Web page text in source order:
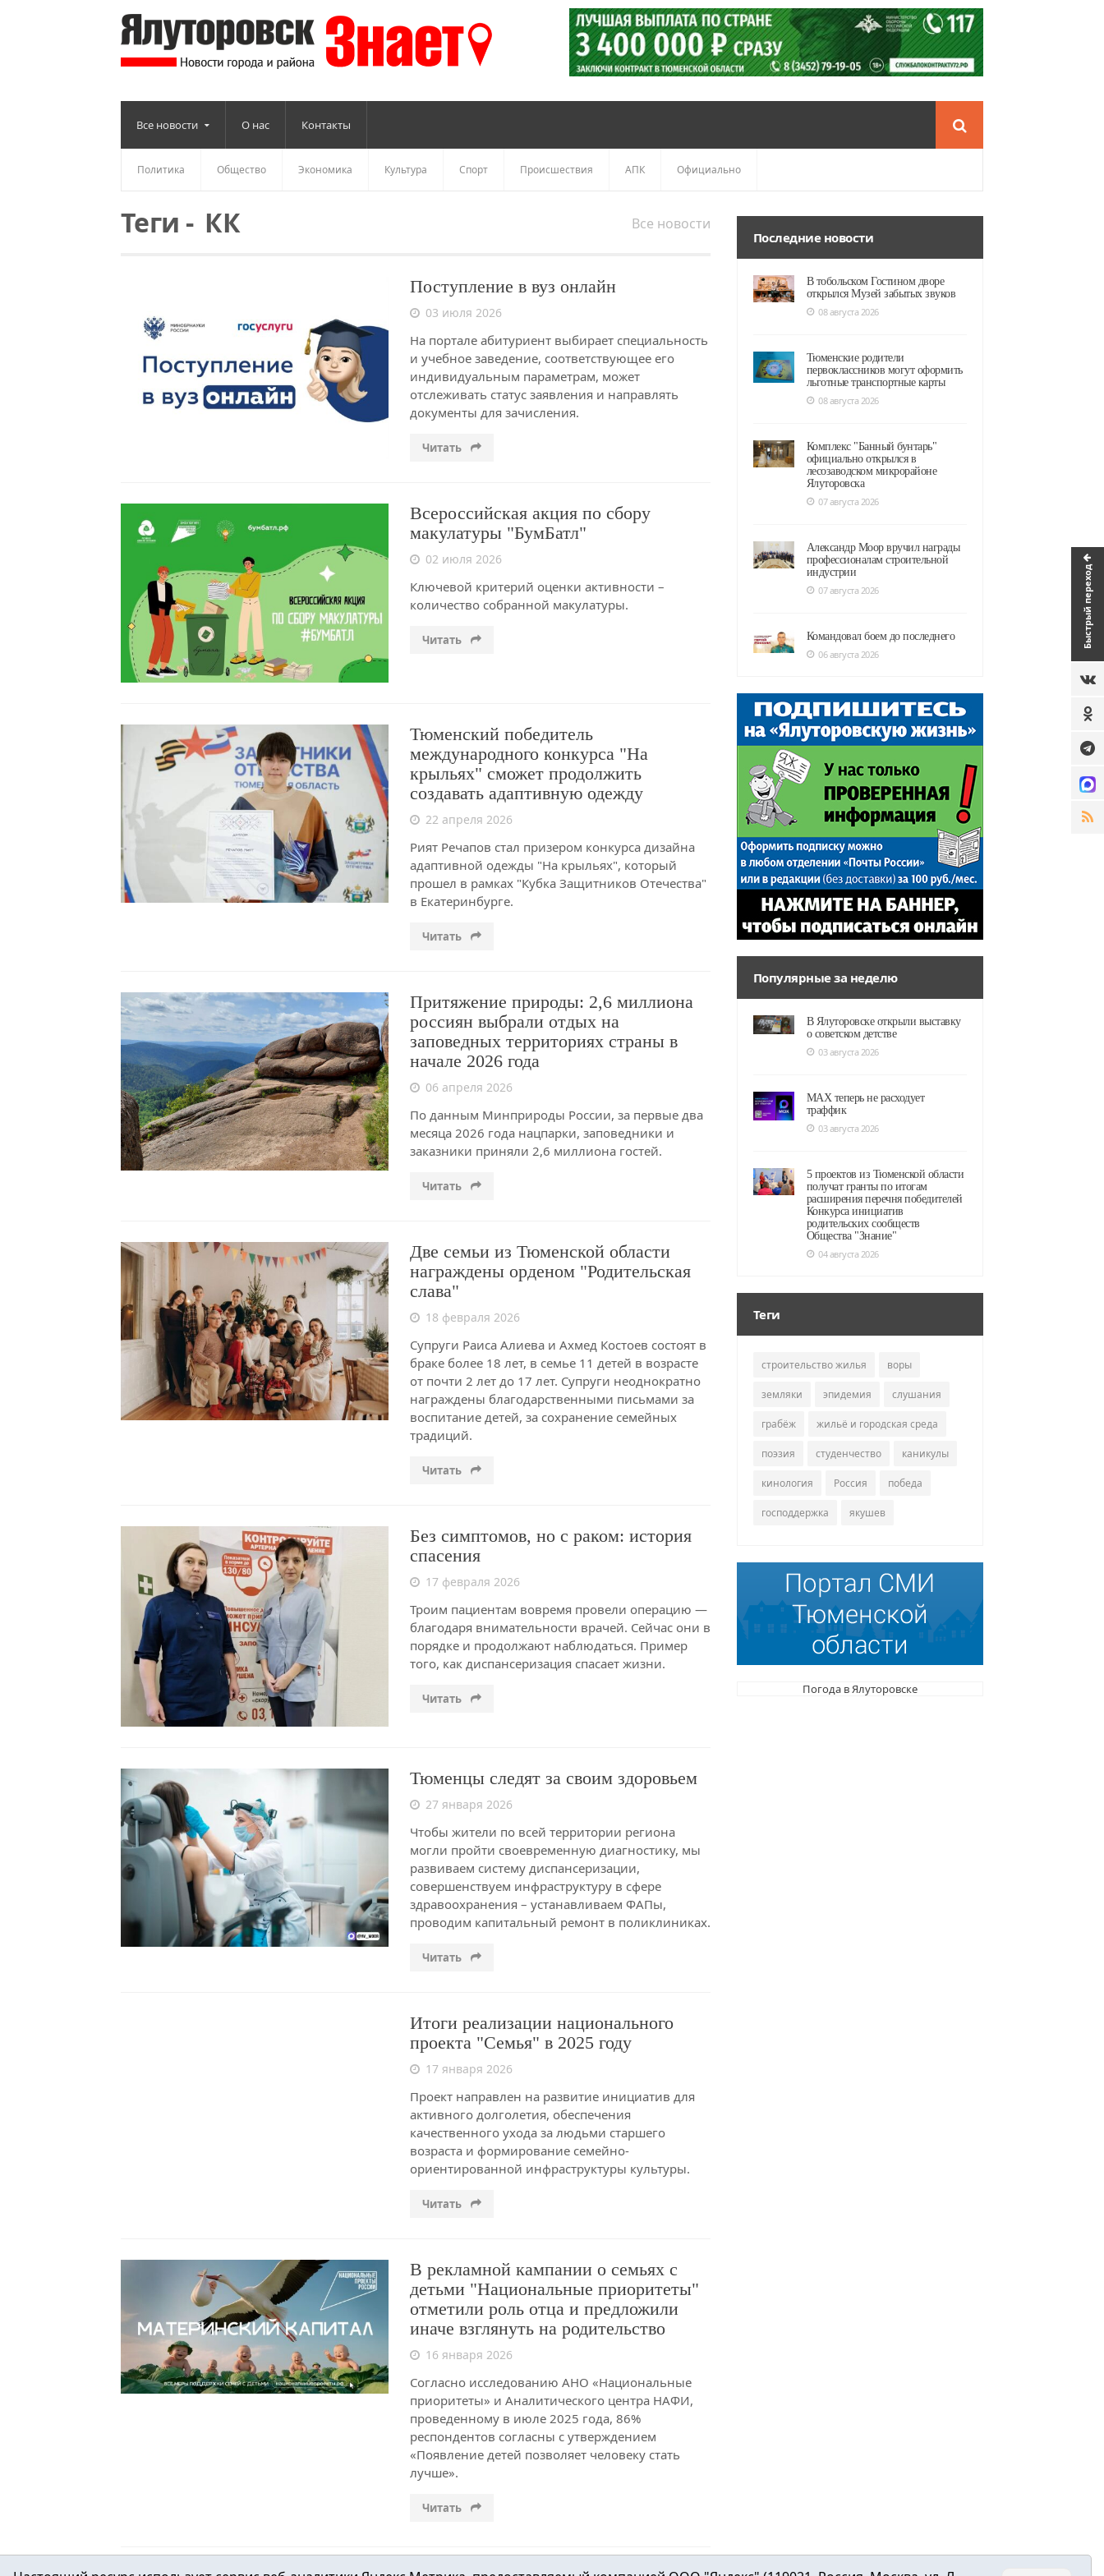
Быстрый переход
Все новости О нас Контакты
Политика Общество Экономика Культура Спорт Происшествия АПК Официально
Все новости
Теги -КК
Читать
Поступление в вуз онлайн
03 июля 2026
На портале абитуриент выбирает специальность
и учебное заведение, соответствующее его
индивидуальным параметрам, может
отслеживать статус заявления и направлять
документы для зачисления.
Читать
Читать
Всероссийская акция по сбору
макулатуры "БумБатл"
02 июля 2026
Ключевой критерий оценки активности –
количество собранной макулатуры.
Читать
Читать
Тюменский победитель
международного конкурса "На
крыльях" сможет продолжить
создавать адаптивную одежду
22 апреля 2026
Рият Речапов стал призером конкурса дизайна
адаптивной одежды "На крыльях", который
прошел в рамках "Кубка Защитников Отечества"
в Екатеринбурге.
Читать
Читать
Притяжение природы: 2,6 миллиона
россиян выбрали отдых на
заповедных территориях страны в
начале 2026 года
06 апреля 2026
По данным Минприроды России, за первые два
месяца 2026 года нацпарки, заповедники и
заказники приняли 2,6 миллиона гостей.
Читать
Читать
Две семьи из Тюменской области
награждены орденом "Родительская
слава"
18 февраля 2026
Супруги Раиса Алиева и Ахмед Костоев состоят в
браке более 18 лет, в семье 11 детей в возрасте
от почти 2 лет до 17 лет. Супруги неоднократно
награждены благодарственными письмами за
воспитание детей, за сохранение семейных
традиций.
Читать
Читать
Без симптомов, но с раком: история
спасения
17 февраля 2026
Троим пациентам вовремя провели операцию —
благодаря внимательности врачей. Сейчас они в
порядке и продолжают наблюдаться. Пример
того, как диспансеризация спасает жизни.
Читать
Читать
Тюменцы следят за своим здоровьем
27 января 2026
Чтобы жители по всей территории региона
могли пройти своевременную диагностику, мы
развиваем систему диспансеризации,
совершенствуем инфраструктуру в сфере
здравоохранения – устанавливаем ФАПы,
проводим капитальный ремонт в поликлиниках.
Читать
Итоги реализации национального
проекта "Семья" в 2025 году
17 января 2026
Проект направлен на развитие инициатив для
активного долголетия, обеспечения
качественного ухода за людьми старшего
возраста и формирование семейно-
ориентированной инфраструктуры культуры.
Читать
Читать
В рекламной кампании о семьях с
детьми "Национальные приоритеты"
отметили роль отца и предложили
иначе взглянуть на родительство
16 января 2026
Согласно исследованию АНО «Национальные
приоритеты» и Аналитического центра НАФИ,
проведенному в июле 2025 года, 86%
респондентов согласны с утверждением
«Появление детей позволяет человеку стать
лучше».
Читать
Последние новости
В тобольском Гостином дворе
открылся Музей забытых звуков
08 августа 2026
Тюменские родители
первоклассников могут оформить
льготные транспортные карты
08 августа 2026
Комплекс "Банный бунтарь"
официально открылся в
лесозаводском микрорайоне
Ялуторовска
07 августа 2026
Александр Моор вручил награды
профессионалам строительной
индустрии
07 августа 2026
Командовал боем до последнего
06 августа 2026
Популярные за неделю
В Ялуторовске открыли выставку
о советском детстве
03 августа 2026
MAX теперь не расходует
траффик
03 августа 2026
5 проектов из Тюменской области
получат гранты по итогам
расширения перечня победителей
Конкурса инициатив
родительских сообществ
Общества "Знание"
04 августа 2026
Теги
строительство жилья воры
земляки эпидемия слушания
грабёж жильё и городская среда
поэзия студенчество каникулы
кинология Россия победа
господдержка якушев
Погода в Ялуторовске